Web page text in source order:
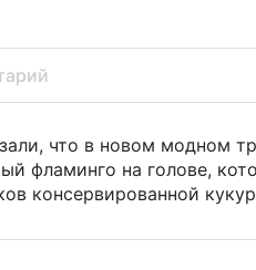
что в новом модном
фламинго на голове,
консервированной